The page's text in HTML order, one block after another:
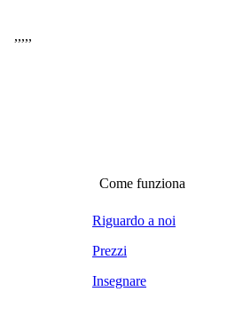
,,,,,
Come funziona
Riguardo a noi
Prezzi
Insegnare